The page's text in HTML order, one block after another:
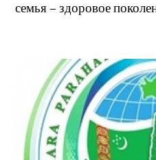
семья – здоровое